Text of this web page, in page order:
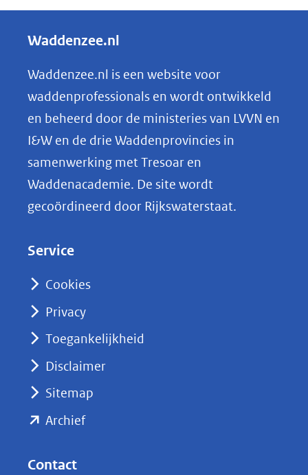
e
e
n
o
p
k
e
nieuw
naar
Waddenzee.nl
Waddenzee.nl is een website voor
waddenprofessionals en wordt ontwikkeld
en beheerd door de ministeries van LVVN en
I&W en de drie Waddenprovincies in
samenwerking met Tresoar en
Waddenacademie. De site wordt
gecoördineerd door Rijkswaterstaat.
Service
Cookies
Privacy
Toegankelijkheid
Disclaimer
Sitemap
Archief(opent
Contact